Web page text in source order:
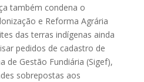
também condena o
e Reforma Agrária
das terras indígenas ainda
pedidos de cadastro de
de Gestão Fundiária (Sigef),
sobrepostas aos